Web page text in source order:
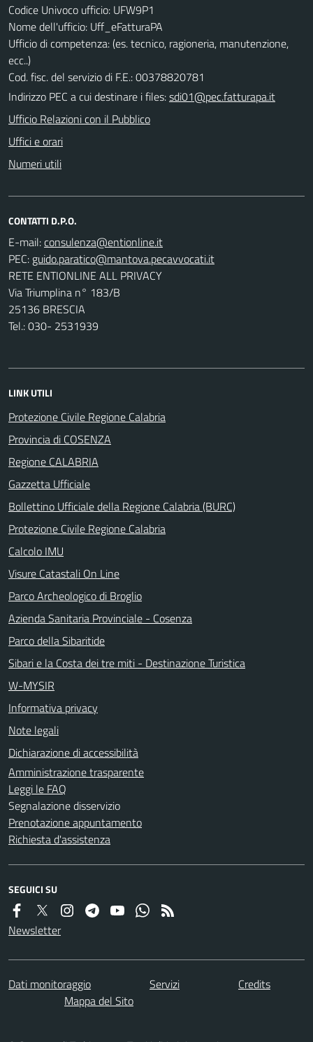
Codice Univoco ufficio: UFW9P1
Nome dell'ufficio: Uff_eFatturaPA
Ufficio di competenza: (es. tecnico, ragioneria, manutenzione,
ecc..)
Cod. fisc. del servizio di F.E.: 00378820781
Indirizzo PEC a cui destinare i files:sdi01@pec.fatturapa.it
Ufficio Relazioni con il Pubblico
Uffici e orari
Numeri utili
CONTATTI D.P.O.
E-mail:
PEC:
RETE ENTIONLINE ALL PRIVACY
Via Triumplina n° 183/B
25136 BRESCIA
Tel.: 030- 2531939
LINK UTILI
Protezione Civile Regione Calabria
Provincia di COSENZA
Regione CALABRIA
Gazzetta Ufficiale
Bollettino Ufficiale della Regione Calabria (BURC)
Protezione Civile Regione Calabria
Calcolo IMU
Visure Catastali On Line
Parco Archeologico di Broglio
Azienda Sanitaria Provinciale - Cosenza
Parco della Sibaritide
Sibari e la Costa dei tre miti - Destinazione Turistica
W-MYSIR
Informativa privacy
Note legali
Dichiarazione di accessibilità
Amministrazione trasparente
Leggi le FAQ
Segnalazione disservizio
Prenotazione appuntamento
Richiesta d'assistenza
SEGUICI SU
Newsletter
Dati monitoraggio Servizi
Credits
Mappa del Sito